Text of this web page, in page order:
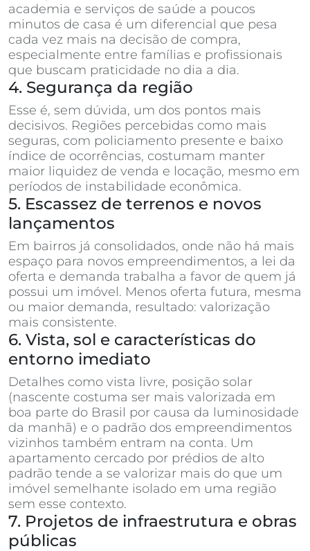
academia e serviços de saúde a poucos
minutos de casa é um diferencial que pesa
cada vez mais na decisão de compra,
especialmente entre famílias e profissionais
que buscam praticidade no dia a dia.
4. Segurança da região
Esse é, sem dúvida, um dos pontos mais
decisivos. Regiões percebidas como mais
seguras, com policiamento presente e baixo
índice de ocorrências, costumam manter
maior liquidez de venda e locação, mesmo em
períodos de instabilidade econômica.
5. Escassez de terrenos e novos
lançamentos
Em bairros já consolidados, onde não há mais
espaço para novos empreendimentos, a lei da
oferta e demanda trabalha a favor de quem já
possui um imóvel. Menos oferta futura, mesma
ou maior demanda, resultado: valorização
mais consistente.
6. Vista, sol e características do
entorno imediato
Detalhes como vista livre, posição solar
(nascente costuma ser mais valorizada em
boa parte do Brasil por causa da luminosidade
da manhã) e o padrão dos empreendimentos
vizinhos também entram na conta. Um
apartamento cercado por prédios de alto
padrão tende a se valorizar mais do que um
imóvel semelhante isolado em uma região
sem esse contexto.
7. Projetos de infraestrutura e obras
públicas